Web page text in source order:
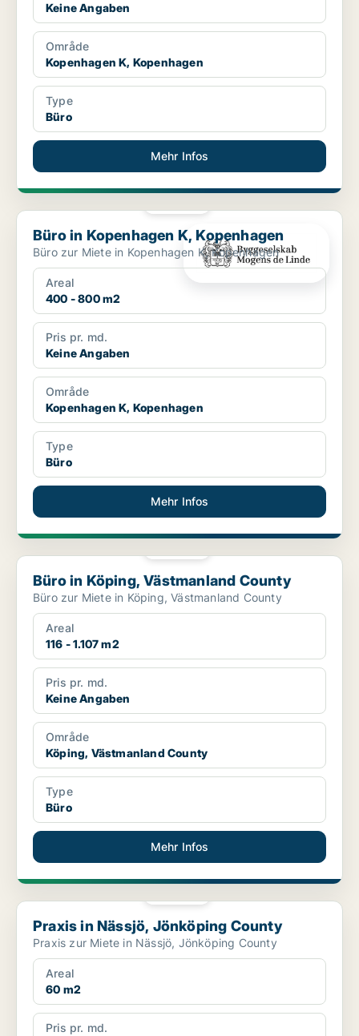
Keine Angaben
Område
Kopenhagen K, Kopenhagen
Type
Büro
Mehr Infos
Büro in Kopenhagen K, Kopenhagen
Büro in Kopenhagen K, Kopenhagen
Büro zur Miete in Kopenhagen K, Kopenhagen
Areal
400 - 800 m2
Pris pr. md.
Keine Angaben
Område
Kopenhagen K, Kopenhagen
Type
Büro
Mehr Infos
Büro in Köping, Västmanland County
Büro in Köping, Västmanland County
Büro zur Miete in Köping, Västmanland County
Areal
116 - 1.107 m2
Pris pr. md.
Keine Angaben
Område
Köping, Västmanland County
Type
Büro
Mehr Infos
Praxis in Nässjö, Jönköping County
Praxis in Nässjö, Jönköping County
Praxis zur Miete in Nässjö, Jönköping County
Areal
60 m2
Pris pr. md.